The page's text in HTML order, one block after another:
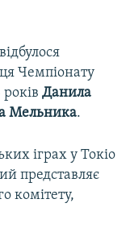
Чемпіонату
Данила
Мельника.
іграх у Токіо
представляє
комітету,